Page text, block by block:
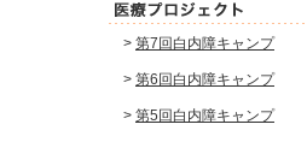
> 第7回白内障キャンプ
> 第6回白内障キャンプ
> 第5回白内障キャンプ